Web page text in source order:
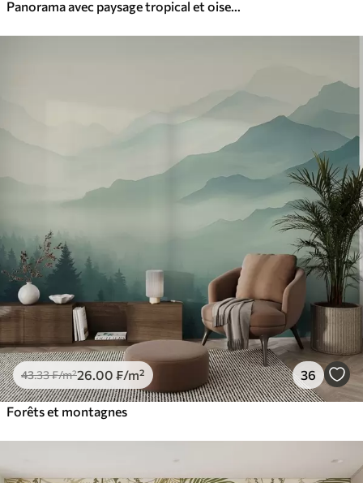
43.33₣/m²26 .00 ₣/m² 36
Forêts et montagnes